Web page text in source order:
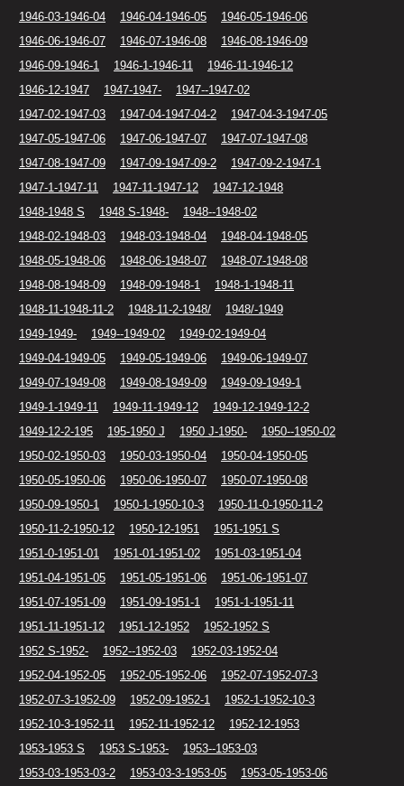
1946-03-1946-04
1946-04-1946-05
1946-05-1946-06
1946-06-1946-07
1946-07-1946-08
1946-08-1946-09
1946-09-1946-1
1946-1-1946-11
1946-11-1946-12
1946-12-1947
1947-1947-
1947--1947-02
1947-02-1947-03
1947-04-1947-04-2
1947-04-3-1947-05
1947-05-1947-06
1947-06-1947-07
1947-07-1947-08
1947-08-1947-09
1947-09-1947-09-2
1947-09-2-1947-1
1947-1-1947-11
1947-11-1947-12
1947-12-1948
1948-1948 S
1948 S-1948-
1948--1948-02
1948-02-1948-03
1948-03-1948-04
1948-04-1948-05
1948-05-1948-06
1948-06-1948-07
1948-07-1948-08
1948-08-1948-09
1948-09-1948-1
1948-1-1948-11
1948-11-1948-11-2
1948-11-2-1948/
1948/-1949
1949-1949-
1949--1949-02
1949-02-1949-04
1949-04-1949-05
1949-05-1949-06
1949-06-1949-07
1949-07-1949-08
1949-08-1949-09
1949-09-1949-1
1949-1-1949-11
1949-11-1949-12
1949-12-1949-12-2
1949-12-2-195
195-1950 J 1950 J-1950-
1950--1950-02
1950-02-1950-03
1950-03-1950-04
1950-04-1950-05
1950-05-1950-06
1950-06-1950-07
1950-07-1950-08
1950-09-1950-1
1950-1-1950-10-3
1950-11-0-1950-11-2
1950-11-2-1950-12
1950-12-1951
1951-1951 S
1951-0-1951-01
1951-01-1951-02
1951-03-1951-04
1951-04-1951-05
1951-05-1951-06
1951-06-1951-07
1951-07-1951-09
1951-09-1951-1
1951-1-1951-11
1951-11-1951-12
1951-12-1952
1952-1952 S
1952 S-1952-
1952--1952-03
1952-03-1952-04
1952-04-1952-05
1952-05-1952-06
1952-07-1952-07-3
1952-07-3-1952-09
1952-09-1952-1
1952-1-1952-10-3
1952-10-3-1952-11
1952-11-1952-12
1952-12-1953
1953-1953 S
1953 S-1953-
1953--1953-03
1953-03-1953-03-2
1953-03-3-1953-05 1953-05-1953-06